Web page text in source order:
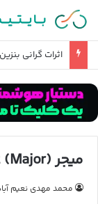
اثرات گرانی
میجر (Major) 2 هفته دیگر لیست خواهد شد!
محمد مهدی نعیم